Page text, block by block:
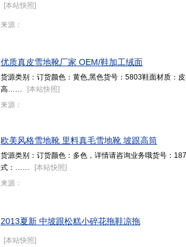
[本站快照]
来源：
优质真皮雪地靴厂家 OEM/鞋加工绒面
货源类别：订货颜色：黄色,黑色货号：5803鞋面材质：
高……
[本站快照]
来源：
欧美风格雪地靴 里料真毛雪地靴 坡跟高筒
货源类别：订货颜色：多色，详情请咨询业务哦货号：
式：……
[本站快照]
来源：
2013夏新 中坡跟松糕小碎花拖鞋凉拖
[本站快照]